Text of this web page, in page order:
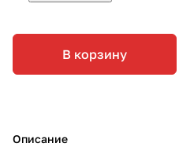
В корзину
Описание